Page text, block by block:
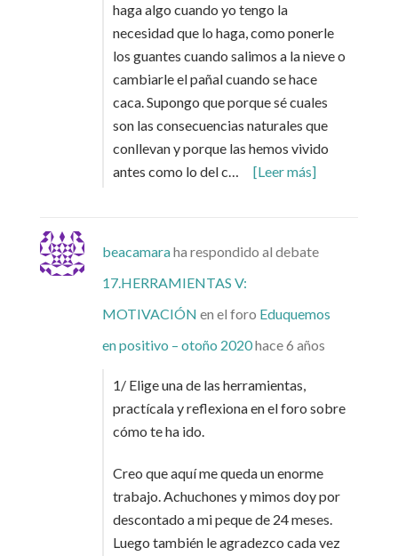
haga algo cuando yo tengo la
necesidad que lo haga, como ponerle
los guantes cuando salimos a la nieve o
cambiarle el pañal cuando se hace
caca. Supongo que porque sé cuales
son las consecuencias naturales que
conllevan y porque las hemos vivido
antes como lo del c…
[Leer más]
beacamaraha respondido al debate
17.HERRAMIENTAS V:
MOTIVACIÓN en el foro Eduquemos
en positivo – otoño 2020hace 6 años
1/ Elige una de las herramientas,
practícala y reflexiona en el foro sobre
cómo te ha ido.
Creo que aquí me queda un enorme
trabajo. Achuchones y mimos doy por
descontado a mi peque de 24 meses.
Luego también le agradezco cada vez